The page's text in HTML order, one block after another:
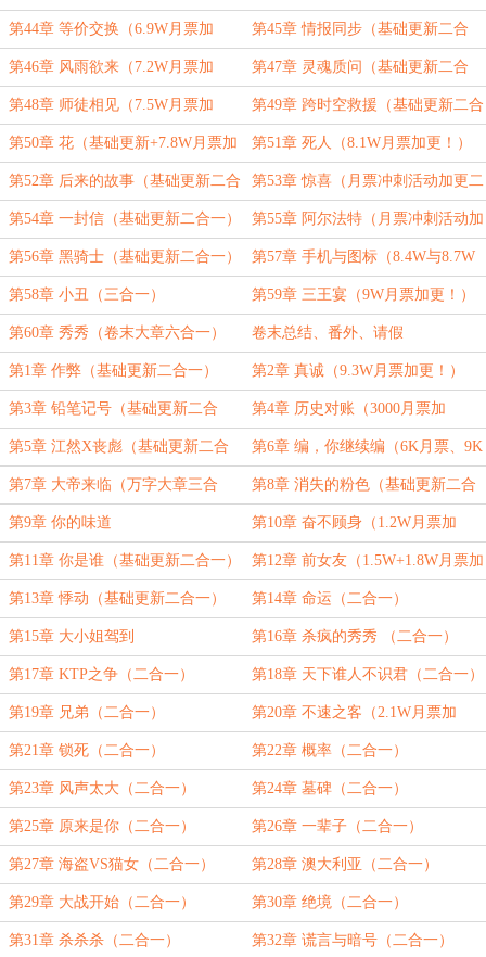
更！） 合一）
第44章 等价交换（6.9W月票加
更！）
第45章 情报同步（基础更新二合
一）
第46章 风雨欲来（7.2W月票加
更！）
第47章 灵魂质问（基础更新二合
一）
第48章 师徒相见（7.5W月票加
更！）
第49章 跨时空救援（基础更新二合
一）
第50章 花（基础更新+7.8W月票加
更，三合一）
第51章 死人（8.1W月票加更！）
第52章 后来的故事（基础更新二合
一）
第53章 惊喜（月票冲刺活动加更二
合一）
第54章 一封信（基础更新二合一） 第55章 阿尔法特（月票冲刺活动加
更三合一）
第56章 黑骑士（基础更新二合一） 第57章 手机与图标（8.4W与8.7W
月票加更二合一）
第58章 小丑（三合一） 第59章 三王宴（9W月票加更！）
第60章 秀秀（卷末大章六合一） 卷末总结、番外、请假
第1章 作弊（基础更新二合一） 第2章 真诚（9.3W月票加更！）
第3章 铅笔记号（基础更新二合
一）
第4章 历史对账（3000月票加
更！）
第5章 江然X丧彪（基础更新二合
一）
第6章 编，你继续编（6K月票、9K
月票加更二合一！）
第7章 大帝来临（万字大章三合
一）
第8章 消失的粉色（基础更新二合
一）
第9章 你的味道 第10章 奋不顾身（1.2W月票加
更！）
第11章 你是谁（基础更新二合一） 第12章 前女友（1.5W+1.8W月票加
更二合一！）
第13章 悸动（基础更新二合一） 第14章 命运（二合一）
第15章 大小姐驾到 第16章 杀疯的秀秀 （二合一）
第17章 KTP之争（二合一） 第18章 天下谁人不识君（二合一）
第19章 兄弟（二合一） 第20章 不速之客（2.1W月票加
更！）
第21章 锁死（二合一） 第22章 概率（二合一）
第23章 风声太大（二合一） 第24章 墓碑（二合一）
第25章 原来是你（二合一） 第26章 一辈子（二合一）
第27章 海盗VS猫女（二合一） 第28章 澳大利亚（二合一）
第29章 大战开始（二合一） 第30章 绝境（二合一）
第31章 杀杀杀（二合一） 第32章 谎言与暗号（二合一）